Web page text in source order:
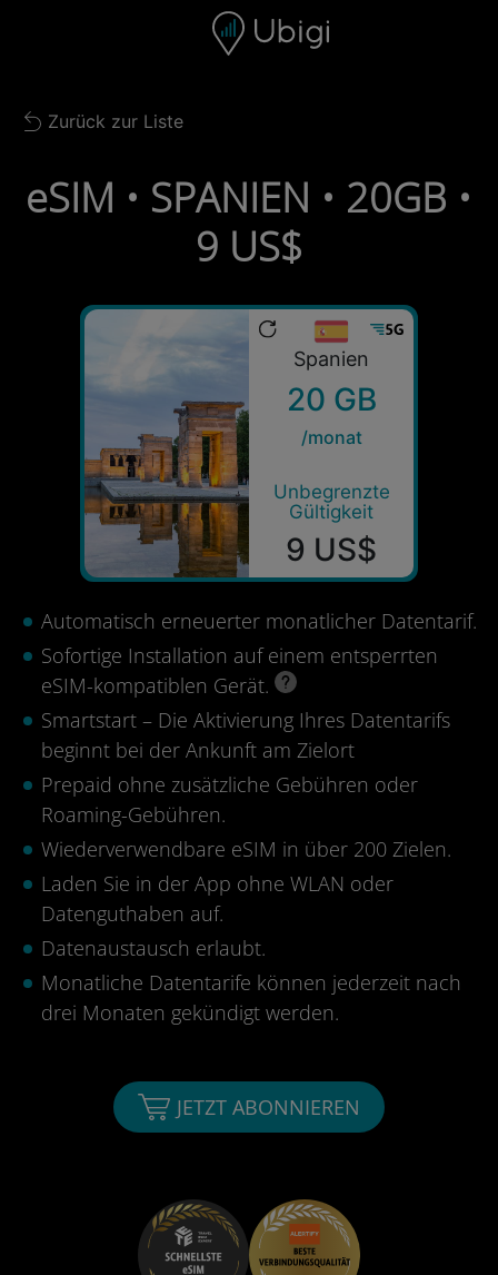
Navigationsleiste Fußzeile
Back to list
Zurück zur Liste
eSIM • SPANIEN • 20GB •
9 US$
Spanien
20 GB
/monat
Unbegrenzte
Gültigkeit
9 US$
Automatisch erneuerter monatlicher Datentarif.
Sofortige Installation auf einem entsperrten
eSIM-kompatiblen Gerät.
Smartstart – Die Aktivierung Ihres Datentarifs
beginnt bei der Ankunft am Zielort
Prepaid ohne zusätzliche Gebühren oder
Roaming-Gebühren.
Wiederverwendbare eSIM in über 200 Zielen.
Laden Sie in der App ohne WLAN oder
Datenguthaben auf.
Datenaustausch erlaubt.
Monatliche Datentarife können jederzeit nach
drei Monaten gekündigt werden.
JETZT ABONNIEREN